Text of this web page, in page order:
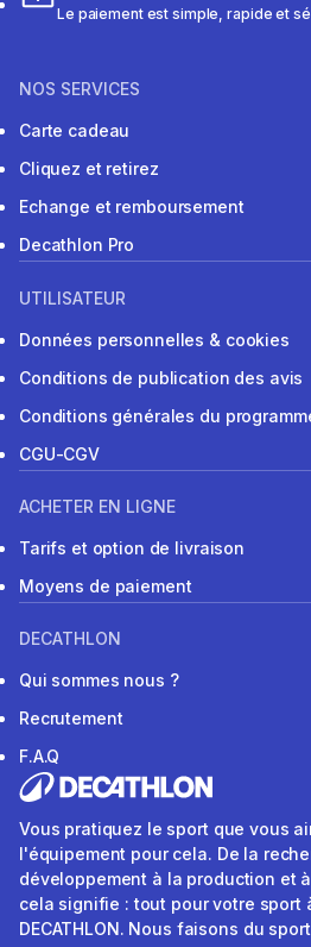
Le paiement est simple, rapide et
NOS SERVICES
Carte cadeau
Cliquez et retirez
Echange et remboursement
Decathlon Pro
UTILISATEUR
Données personnelles & cookies
Conditions de publication des avis
Conditions générales du
CGU-CGV
ACHETER EN LIGNE
Tarifs et option de livraison
Moyens de paiement
DECATHLON
Qui sommes nous ?
Recrutement
F.A.Q
Vous pratiquez le sport que vous
l'équipement pour cela. De la
développement à la production et
cela signifie : tout pour votre sport
DECATHLON. Nous faisons du